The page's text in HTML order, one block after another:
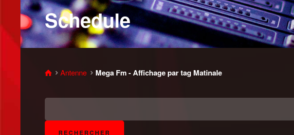
Schedule
Antenne Mega Fm - Affichage par tag Matinale